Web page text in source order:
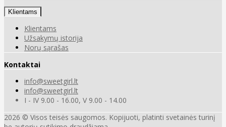
Klientams
Klientams
Užsakymų istorija
Norų sąrašas
Kontaktai
info@sweetgirl.lt
info@sweetgirl.lt
I - IV 9.00 - 16.00, V 9.00 - 14.00
2026 © Visos teisės saugomos. Kopijuoti, platinti svetainės turinį